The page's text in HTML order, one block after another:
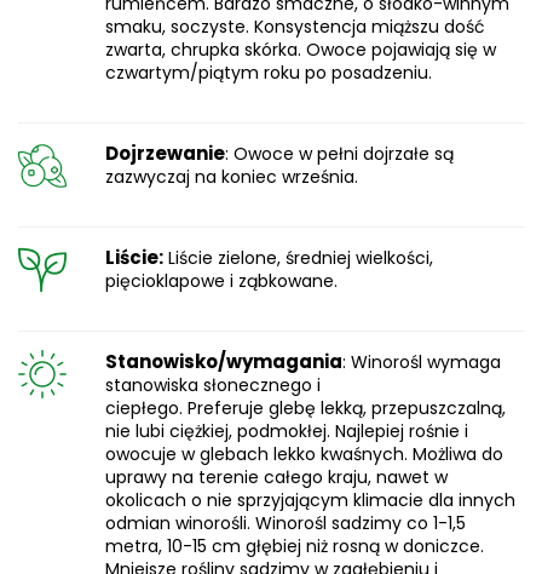
smaku, soczyste. Konsystencja miąższu dość
zwarta, chrupka skórka. Owoce pojawiają się w
czwartym/piątym roku po posadzeniu.
Dojrzewanie: Owoce w pełni dojrzałe są
zazwyczaj na koniec września.
Liście: Liście zielone, średniej wielkości,
pięcioklapowe i ząbkowane.
Stanowisko/wymagania: Winorośl wymaga
stanowiska słonecznego i
ciepłego. Preferuje glebę lekką, przepuszczalną,
nie lubi ciężkiej, podmokłej. Najlepiej rośnie i
owocuje w glebach lekko kwaśnych. Możliwa do
uprawy na terenie całego kraju, nawet w
okolicach o nie sprzyjającym klimacie dla innych
odmian winorośli. Winorośl sadzimy co 1-1,5
metra, 10-15 cm głębiej niż rosną w doniczce.
Mniejsze rośliny sadzimy w zagłębieniu i